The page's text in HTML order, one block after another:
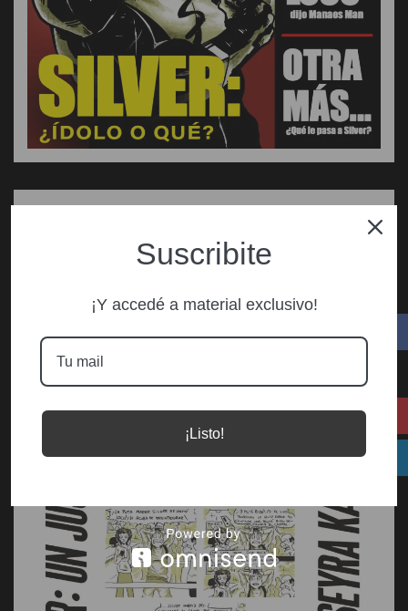
Suscribite
¡Y accedé a material exclusivo!
¡Listo!